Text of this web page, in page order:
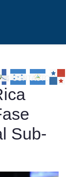
CONTACTO
Sub-